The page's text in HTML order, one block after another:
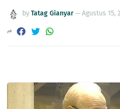
byTatag Gianyar—Agustus 15,